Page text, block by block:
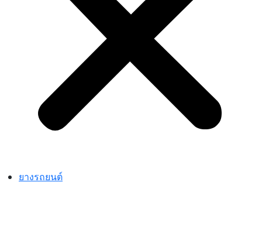
ยางรถยนต์